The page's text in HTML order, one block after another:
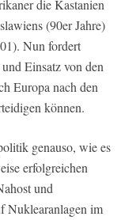
die Kastanien
(90er Jahre)
Nun fordert
Einsatz von den
Europa nach den
können.
genauso, wie es
erfolgreichen
und
Nuklearanlagen im